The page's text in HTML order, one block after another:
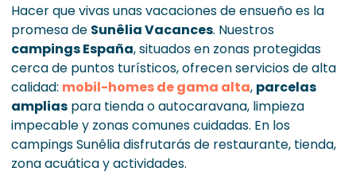
Hacer que vivas unas vacaciones de ensueño es la
promesa de Sunêlia Vacances. Nuestros
campings España, situados en zonas protegidas
cerca de puntos turísticos, ofrecen servicios de alta
calidad: mobil-homes de gama alta, parcelas
amplias para tienda o autocaravana, limpieza
impecable y zonas comunes cuidadas. En los
campings Sunêlia disfrutarás de restaurante, tienda,
zona acuática y actividades.